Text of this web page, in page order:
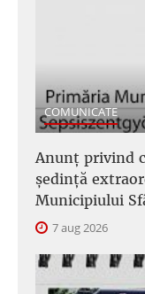
COMUNICATE
Anunţ privind
şedinţă
Municipiului
7 aug 2026